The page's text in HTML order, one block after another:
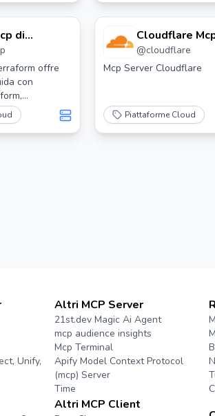
di
offre
con
avanzate di
per lo
as
Cloudflare
Server
@cloudflare
Mcp Server Cloudflare
Piattaforme Cloud
Unify,
Altri MCP Server
21st.dev Magic Ai Agent
mcp audience insights
Mcp Terminal
Apify Model Context Protocol
(mcp) Server
Time
Altri MCP Client